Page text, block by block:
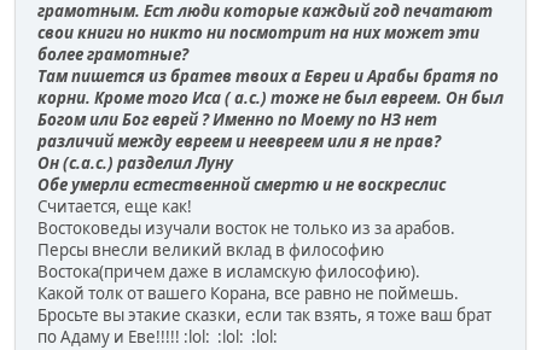
грамотным. Ест люди которые каждый год печатают
свои книги но никто ни посмотрит на них может эти
более грамотные?
Там пишется из братев твоих а Евреи и Арабы братя по
корни. Кроме того Иса ( а.с.) тоже не был евреем. Он был
Богом или Бог еврей ? Именно по Моему по НЗ нет
различий между евреем и неевреем или я не прав?
Он (с.а.с.) разделил Луну
Обе умерли естественной смертю и не воскреслис
Считается, еще как!
Востоковеды изучали восток не только из за арабов.
Персы внесли великий вклад в философию
Востока(причем даже в исламскую философию).
Какой толк от вашего Корана, все равно не поймешь.
Бросьте вы этакие сказки, если так взять, я тоже ваш брат
по Адаму и Еве!!!!! :lol: :lol: :lol: